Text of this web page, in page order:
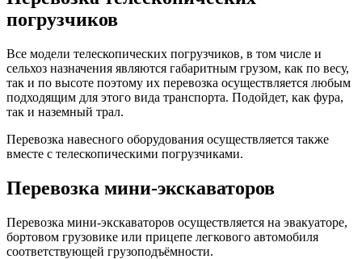
погрузчиков
Все модели телескопических погрузчиков, в том числе и
сельхоз назначения являются габаритным грузом, как по весу,
так и по высоте поэтому их перевозка осуществляется любым
подходящим для этого вида транспорта. Подойдет, как фура,
так и наземный трал.
Перевозка навесного оборудования осуществляется также
вместе с телескопическими погрузчиками.
Перевозка мини-экскаваторов
Перевозка мини-экскаваторов осуществляется на эвакуаторе,
бортовом грузовике или прицепе легкового автомобиля
соответствующей грузоподъёмности.